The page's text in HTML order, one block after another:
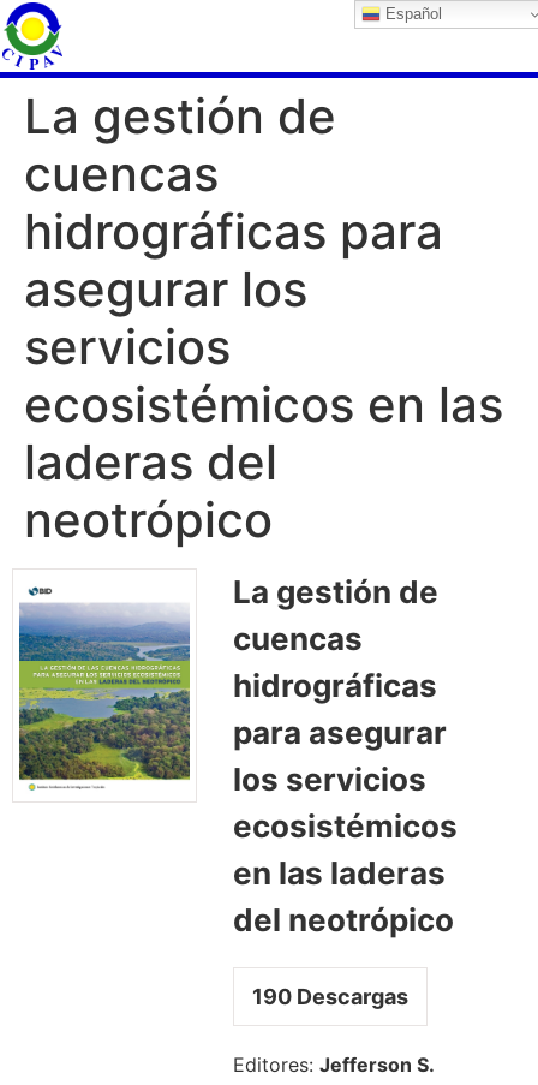
La gestión de
cuencas
hidrográficas para
asegurar los
servicios
ecosistémicos en las
laderas del
neotrópico
La gestión de
cuencas
hidrográficas
para asegurar
los servicios
ecosistémicos
en las laderas
del neotrópico
190 Descargas
Editores:Jefferson S.
Español